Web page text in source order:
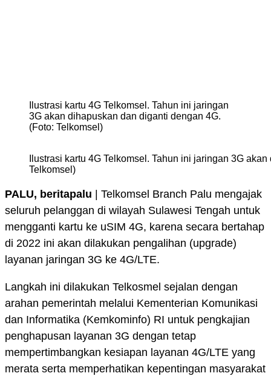
Ilustrasi kartu 4G Telkomsel. Tahun ini jaringan
3G akan dihapuskan dan diganti dengan 4G.
(Foto: Telkomsel)
Ilustrasi kartu 4G Telkomsel. Tahun ini jaringan 3G
Telkomsel)
PALU, beritapalu | Telkomsel Branch Palu mengajak
seluruh pelanggan di wilayah Sulawesi Tengah untuk
mengganti kartu ke uSIM 4G, karena secara bertahap
di 2022 ini akan dilakukan pengalihan (upgrade)
layanan jaringan 3G ke 4G/LTE.
Langkah ini dilakukan Telkosmel sejalan dengan
arahan pemerintah melalui Kementerian Komunikasi
dan Informatika (Kemkominfo) RI untuk pengkajian
penghapusan layanan 3G dengan tetap
mempertimbangkan kesiapan layanan 4G/LTE yang
merata serta memperhatikan kepentingan masyarakat